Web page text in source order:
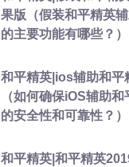
果版（假装和平精英
的主要功能有哪些？）
和平精英|ios辅助和平
（如何确保iOS辅助
的安全性和可靠性？）
和平精英|和平精英